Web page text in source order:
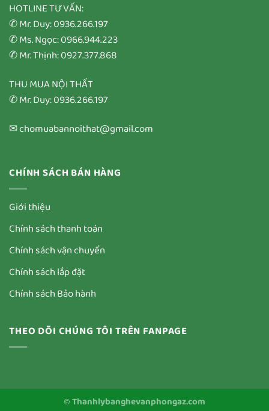
HOTLINE TƯ VẤN:
✆ Mr. Duy: 0936.266.197
✆ Ms. Ngọc: 0966.944.223
✆ Mr. Thịnh: 0927.377.868
THU MUA NỘI THẤT
✆ Mr. Duy: 0936.266.197
✉ chomuabannoithat@gmail.com
CHÍNH SÁCH BÁN HÀNG
Giới thiệu
Chính sách thanh toán
Chính sách vận chuyển
Chính sách lắp đặt
Chính sách Bảo hành
THEO DÕI CHÚNG TÔI TRÊN FANPAGE
©Thanhlybanghevanphongaz.com